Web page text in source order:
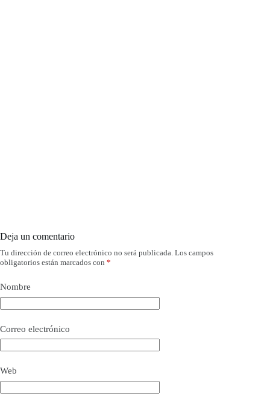
Deja un comentario
Tu dirección de correo electrónico no será publicada. Los campos
obligatorios están marcados con *
Nombre
Correo electrónico
Web